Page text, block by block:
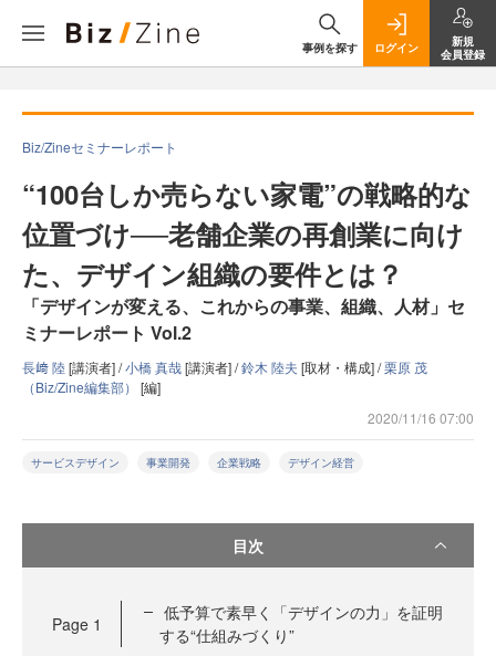
事例を探す ログイン
新規
会員登録
Biz/Zineセミナーレポート
“100台しか売らない家電”の戦略的な
位置づけ──老舗企業の再創業に向け
た、デザイン組織の要件とは？
「デザインが変える、これからの事業、組織、人材」セ
ミナーレポート Vol.2
長﨑 陸[講演者] /小橋 真哉[講演者] /鈴木 陸夫 [取材・構成] /栗原 茂
（Biz/Zine編集部） [編]
2020/11/16 07:00
サービスデザイン 事業開発 企業戦略 デザイン経営
目次
Page 1
低予算で素早く「デザインの力」を証明
する“仕組みづくり”